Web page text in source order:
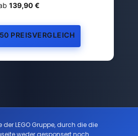
139,90 €
PREISVERGLEICH
der LEGO Gruppe, durch die die
weder gesponsert noch